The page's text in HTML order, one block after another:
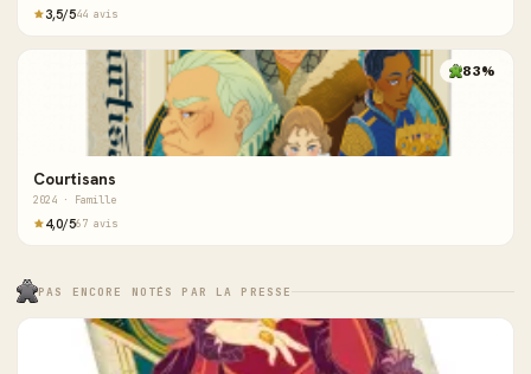
3,5/544 avis
83%
Courtisans
2024 · Famille
4,0/567 avis
PAS ENCORE NOTÉS PAR LA PRESSE